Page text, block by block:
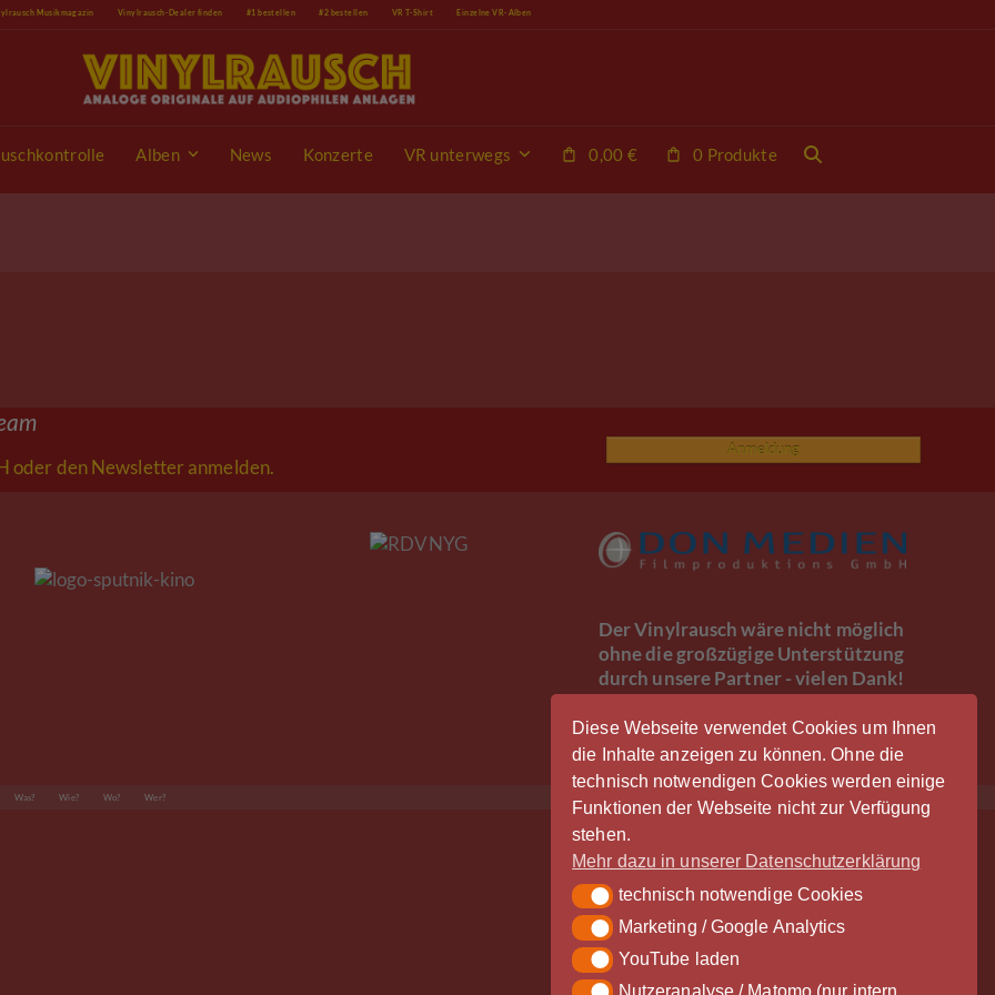
Diese Webseite verwendet Cookies um Ihnen
die Inhalte anzeigen zu können. Ohne die
technisch notwendigen Cookies werden einige
Funktionen der Webseite nicht zur Verfügung
stehen.
Mehr dazu in unserer Datenschutzerklärung
technisch notwendige Cookies
technisch notwendige Cookies
Marketing / Google Analytics
Marketing / Google Analytics
YouTube laden
YouTube laden
Nutzeranalyse / Matomo (nur intern
Musikmagazin Vinylrausch-Dealer finden #1 bestellen #2 bestellen VR T-Shirt Einzelne VR-Alben
Alben News Konzerte VR unterwegs 0,00 € 0 Produkte
oder den Newsletter anmelden.
Anmeldung
Der Vinylrausch wäre nicht möglich
ohne die großzügige Unterstützung
durch unsere Partner - vielen Dank!
Was? Wie? Wo? Wer?